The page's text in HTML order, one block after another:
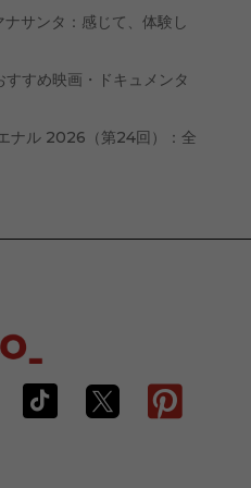
サンタ：感じて、体験し
すめ映画・ドキュメンタ
ナル 2026（第24回）：全
  